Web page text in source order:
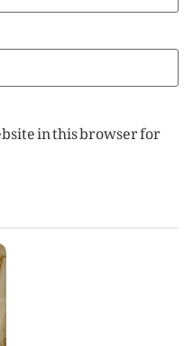
in this browser for